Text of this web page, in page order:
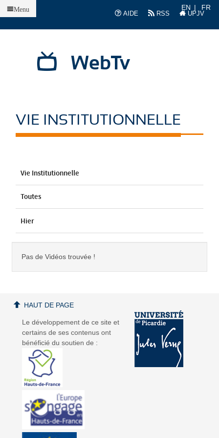
AIDE
RSS UPJV
EN FR
WebTv
Menu
VIE INSTITUTIONNELLE
Vie Institutionnelle
Toutes
Hier
Pas de Vidéos trouvée !
Le développement de ce site et
certains de ses contenus ont
bénéficié du soutien de :
HAUT DE PAGE